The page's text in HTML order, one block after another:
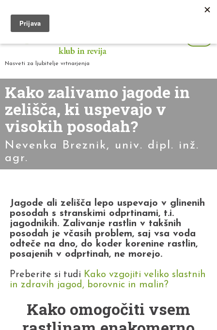
Nasveti za ljubitelje vrtnarjenja
Kako zalivamo jagode in
zelišča, ki uspevajo v
visokih posodah?
Nevenka Breznik, univ. dipl. inž.
agr.
Jagode ali zelišča lepo uspevajo v glinenih
posodah s stranskimi odprtinami, t.i.
jagodnikih. Zalivanje rastlin v takšnih
posodah je včasih problem, saj vsa voda
odteče na dno, do koder korenine rastlin,
posajenih v odprtinah, ne morejo.
Preberite si tudi Kako vzgojiti veliko slastnih
in zdravih jagod, borovnic in malin?
Kako omogočiti vsem